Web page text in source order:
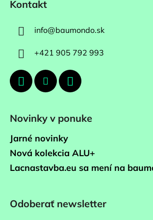
Kontakt
info@baumondo.sk
+421 905 792 993
Novinky v ponuke
Jarné novinky
Nová kolekcia ALU+
Lacnastavba.eu sa mení na
Odoberať newsletter